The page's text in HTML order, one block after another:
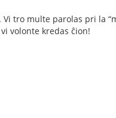
tro multe parolas pri la
volonte kredas ĉion!